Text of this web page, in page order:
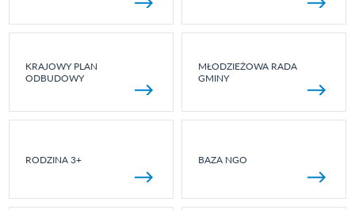
KRAJOWY PLAN
ODBUDOWY
MŁODZIEŻOWA RADA
GMINY
RODZINA 3+ BAZA NGO